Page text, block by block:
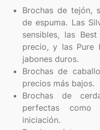
Brochas de tejón,
de espuma. Las
sensibles, las
precio, y las Pure
jabones duros.
Brochas de
precios más bajos.
Brochas de
perfectas
iniciación.